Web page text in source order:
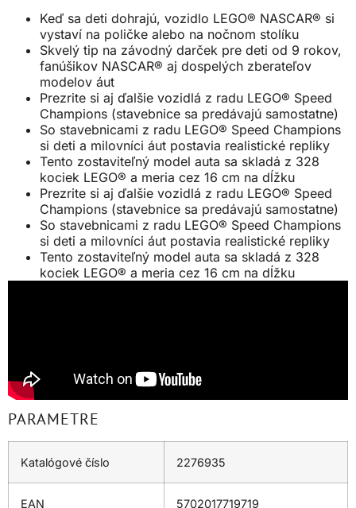
Keď sa deti dohrajú, vozidlo LEGO® NASCAR® si
vystaví na poličke alebo na nočnom stolíku
Skvelý tip na závodný darček pre deti od 9 rokov,
fanúšikov NASCAR® aj dospelých zberateľov
modelov áut
Prezrite si aj ďalšie vozidlá z radu LEGO® Speed
Champions (stavebnice sa predávajú samostatne)
So stavebnicami z radu LEGO® Speed Champions
si deti a milovníci áut postavia realistické repliky
Tento zostaviteľný model auta sa skladá z 328
kociek LEGO® a meria cez 16 cm na dĺžku
Prezrite si aj ďalšie vozidlá z radu LEGO® Speed
Champions (stavebnice sa predávajú samostatne)
So stavebnicami z radu LEGO® Speed Champions
si deti a milovníci áut postavia realistické repliky
Tento zostaviteľný model auta sa skladá z 328
kociek LEGO® a meria cez 16 cm na dĺžku
PARAMETRE
Katalógové číslo 2276935
EAN 5702017719719